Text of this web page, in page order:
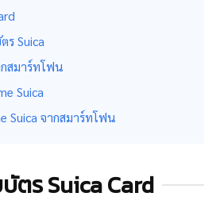
ร Suica
กสมาร์ทโฟน
Suica
Suica จากสมาร์ทโฟน
ตร Suica Card